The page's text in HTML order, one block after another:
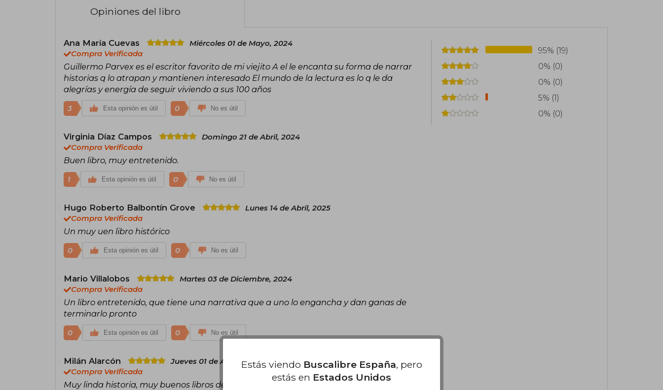
Opiniones del libro
Ana María Cuevas
Miércoles 01 de Mayo, 2024
Compra Verificada
Guillermo Parvex es el escritor favorito de mi viejito A el le encanta su forma de narrar
historias q lo atrapan y mantienen interesado El mundo de la lectura es lo q le da
alegrías y energía de seguir viviendo a sus 100 años
3 Esta opinión es útil 0 No es útil
Virginia Díaz Campos
Domingo 21 de Abril, 2024
Compra Verificada
Buen libro, muy entretenido.
1 Esta opinión es útil 0 No es útil
Hugo Roberto Balbontín Grove
Lunes 14 de Abril, 2025
Compra Verificada
Un muy uen libro histórico
0 Esta opinión es útil 0 No es útil
Mario Villalobos
Martes 03 de Diciembre, 2024
Compra Verificada
Un libro entretenido, que tiene una narrativa que a uno lo engancha y dan ganas de
terminarlo pronto
0 Esta opinión es útil 0 No es útil
Milán Alarcón
Jueves 01 de Agosto, 2024
Compra Verificada
Muy linda historia, muy buenos libros de el señor Parvex. Lo Recomiendo 100%
95% (19)
0% (0)
0% (0)
5% (1)
0% (0)
Estás viendo Buscalibre España, pero
estás en Estados Unidos